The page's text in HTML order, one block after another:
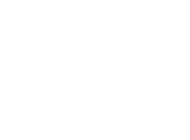
El Ayuntamiento de
colabora en la
Respuesta Rápida
DANA en Valencia,